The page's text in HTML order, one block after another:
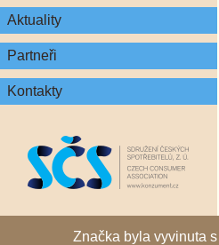
Aktuality
Partneři
Kontakty
Značka byla vyvinuta